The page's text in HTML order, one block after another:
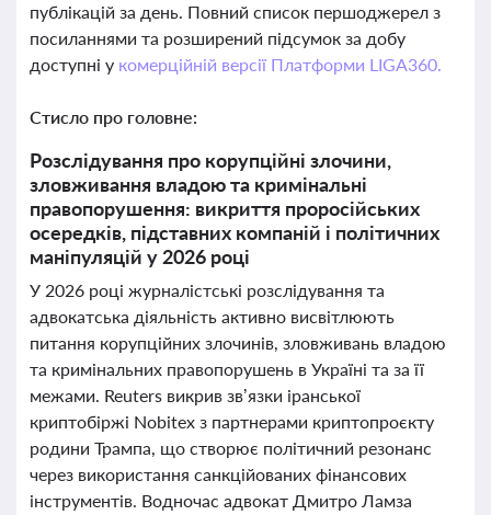
публікацій за день. Повний список першоджерел з
посиланнями та розширений підсумок за добу
доступні у комерційній версії Платформи LIGA360.
Стисло про головне:
Розслідування про корупційні злочини,
зловживання владою та кримінальні
правопорушення: викриття проросійських
осередків, підставних компаній і політичних
маніпуляцій у 2026 році
У 2026 році журналістські розслідування та
адвокатська діяльність активно висвітлюють
питання корупційних злочинів, зловживань владою
та кримінальних правопорушень в Україні та за її
межами. Reuters викрив зв’язки іранської
криптобіржі Nobitex з партнерами криптопроєкту
родини Трампа, що створює політичний резонанс
через використання санкційованих фінансових
інструментів. Водночас адвокат Дмитро Ламза